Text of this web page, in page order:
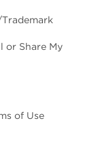
or Share My
of Use